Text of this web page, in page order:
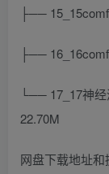
├──
├──
└── 17_17神
22.70M
网盘下载地址和